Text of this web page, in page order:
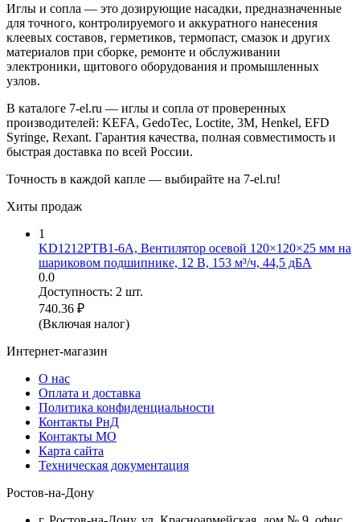
Иглы и сопла — это дозирующие насадки, предназначенные
для точного, контролируемого и аккуратного нанесения
клеевых составов, герметиков, термопаст, смазок и других
материалов при сборке, ремонте и обслуживании
электроники, щитового оборудования и промышленных
узлов.
В каталоге 7-el.ru — иглы и сопла от проверенных
производителей: KEFA, GedoTec, Loctite, 3M, Henkel, EFD
Syringe, Rexant. Гарантия качества, полная совместимость и
быстрая доставка по всей России.
Точность в каждой капле — выбирайте на 7-el.ru!
Хиты продаж
1
KD1212PTB1-6A, Вентилятор осевой 120×120×25 мм на
шариковом подшипнике, 12 В, 153 м³/ч, 44,5 дБА
0.0
Доступность: 2 шт.
740.36 ₽
(Включая налог)
Интернет-магазин
О нас
Оплата и доставка
Политика конфиденциальности
Контакты РнД
Контакты МО
Карта сайта
Техническая документация
Ростов-на-Дону